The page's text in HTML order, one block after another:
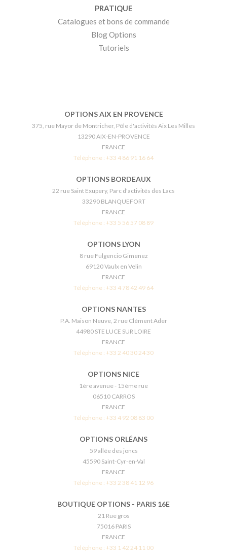
PRATIQUE
Catalogues et bons de commande
Blog Options
Tutoriels
OPTIONS AIX EN PROVENCE
375, rue Mayor de Montricher, Pôle d'activités Aix Les Milles
13290 AIX-EN-PROVENCE
FRANCE
Téléphone : +33 4 86 91 16 64
OPTIONS BORDEAUX
22 rue Saint Exupery, Parc d'activités des Lacs
33290 BLANQUEFORT
FRANCE
Téléphone : +33 5 56 57 08 89
OPTIONS LYON
8 rue Fulgencio Gimenez
69120 Vaulx en Velin
FRANCE
Téléphone : +33 4 78 42 49 64
OPTIONS NANTES
P.A. Maison Neuve, 2 rue Clément Ader
44980 STE LUCE SUR LOIRE
FRANCE
Téléphone : +33 2 40 30 24 30
OPTIONS NICE
1ère avenue - 15ème rue
06510 CARROS
FRANCE
Téléphone : +33 4 92 08 83 00
OPTIONS ORLÉANS
59 allée des joncs
45590 Saint-Cyr-en-Val
FRANCE
Téléphone : +33 2 38 41 12 96
BOUTIQUE OPTIONS - PARIS 16E
21 Rue gros
75016 PARIS
FRANCE
Téléphone : +33 1 42 24 11 00